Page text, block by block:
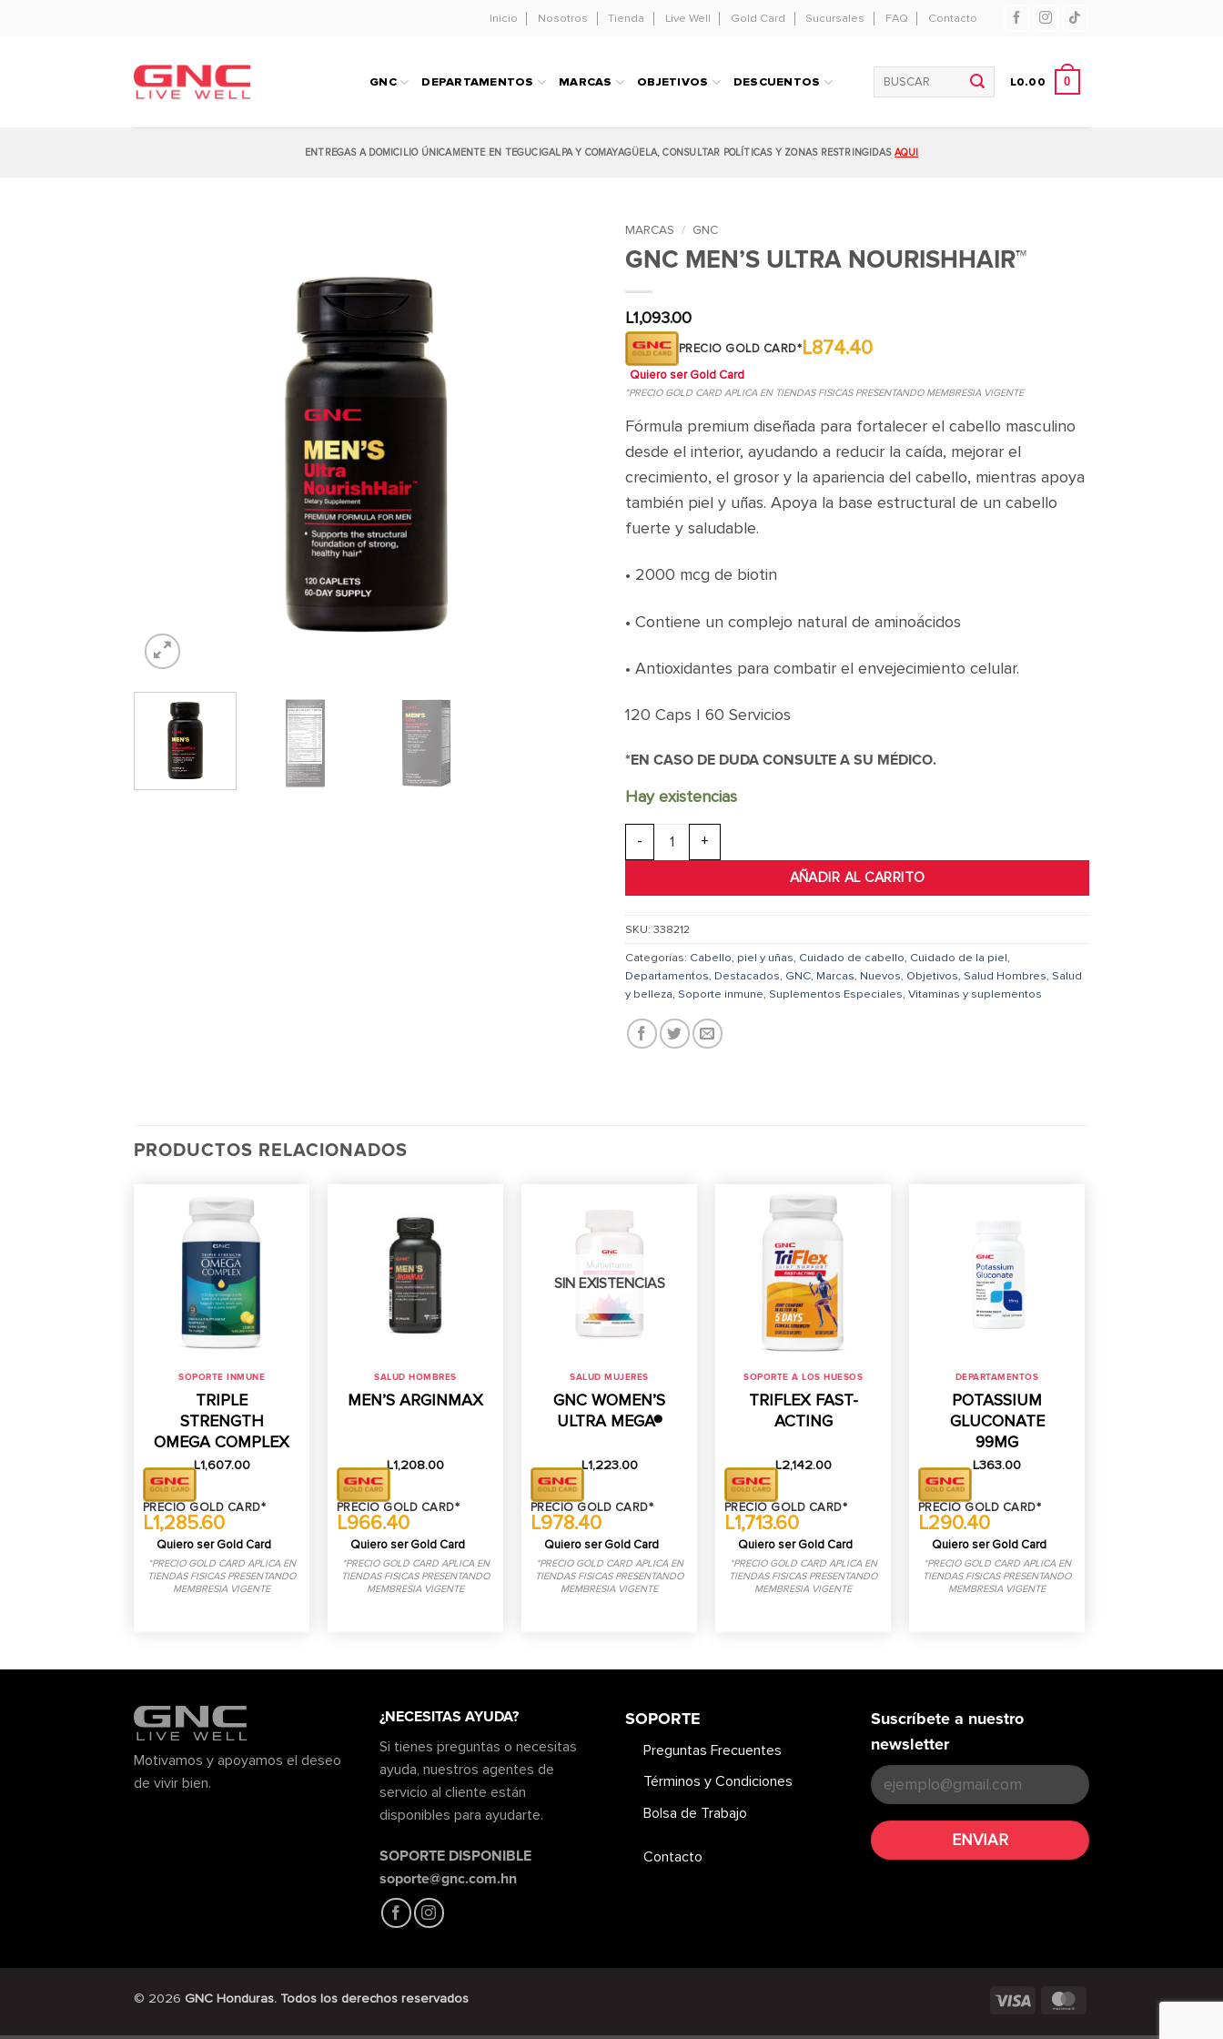
Inicio Nosotros Tienda Live Well Gold Card Sucursales FAQ Contacto
GNC DEPARTAMENTOS MARCAS OBJETIVOS DESCUENTOS
Buscar
L0.00 0
ENTREGAS A DOMICILIO ÚNICAMENTE EN TEGUCIGALPA Y COMAYAGÜELA, CONSULTAR POLÍTICAS Y ZONAS RESTRINGIDAS AQUI
MARCAS / GNC
GNC MEN’S ULTRA NOURISHHAIR™
L1,093.00
PRECIO GOLD CARD*L874.40
Quiero ser Gold Card
*PRECIO GOLD CARD APLICA EN TIENDAS FISICAS PRESENTANDO MEMBRESIA VIGENTE
Fórmula premium diseñada para fortalecer el cabello masculino
desde el interior, ayudando a reducir la caída, mejorar el
crecimiento, el grosor y la apariencia del cabello, mientras apoya
también piel y uñas. Apoya la base estructural de un cabello
fuerte y saludable.
• 2000 mcg de biotin
• Contiene un complejo natural de aminoácidos
• Antioxidantes para combatir el envejecimiento celular.
120 Caps | 60 Servicios
*EN CASO DE DUDA CONSULTE A SU MÉDICO.
Hay existencias
GNC Men’s Ultra NourishHair™ cantidad
AÑADIR AL CARRITO
SKU: 338212
Categorías: Cabello, piel y uñas, Cuidado de cabello, Cuidado de la piel,
Departamentos, Destacados, GNC, Marcas, Nuevos, Objetivos, Salud Hombres, Salud
y belleza, Soporte inmune, Suplementos Especiales, Vitaminas y suplementos
PRODUCTOS RELACIONADOS
SOPORTE INMUNE
TRIPLE
STRENGTH
OMEGA COMPLEX
L1,607.00
PRECIO GOLD CARD*
L1,285.60
Quiero ser Gold Card
*PRECIO GOLD CARD APLICA EN
TIENDAS FISICAS PRESENTANDO
MEMBRESIA VIGENTE
SALUD HOMBRES
MEN’S ARGINMAX
L1,208.00
PRECIO GOLD CARD*
L966.40
Quiero ser Gold Card
*PRECIO GOLD CARD APLICA EN
TIENDAS FISICAS PRESENTANDO
MEMBRESIA VIGENTE
SIN EXISTENCIAS
SALUD MUJERES
GNC WOMEN’S
ULTRA MEGA®
L1,223.00
PRECIO GOLD CARD*
L978.40
Quiero ser Gold Card
*PRECIO GOLD CARD APLICA EN
TIENDAS FISICAS PRESENTANDO
MEMBRESIA VIGENTE
SOPORTE A LOS HUESOS
TRIFLEX FAST-
ACTING
L2,142.00
PRECIO GOLD CARD*
L1,713.60
Quiero ser Gold Card
*PRECIO GOLD CARD APLICA EN
TIENDAS FISICAS PRESENTANDO
MEMBRESIA VIGENTE
DEPARTAMENTOS
POTASSIUM
GLUCONATE
99MG
L363.00
PRECIO GOLD CARD*
L290.40
Quiero ser Gold Card
*PRECIO GOLD CARD APLICA EN
TIENDAS FISICAS PRESENTANDO
MEMBRESIA VIGENTE
Motivamos y apoyamos el deseo
de vivir bien.
¿NECESITAS AYUDA?
Si tienes preguntas o necesitas
ayuda, nuestros agentes de
servicio al cliente están
disponibles para ayudarte.
SOPORTE DISPONIBLE
soporte@gnc.com.hn
SOPORTE
Preguntas Frecuentes
Términos y Condiciones
Bolsa de Trabajo
Contacto
Suscríbete a nuestro
newsletter
Visa
© 2026 GNC Honduras. Todos los derechos reservados